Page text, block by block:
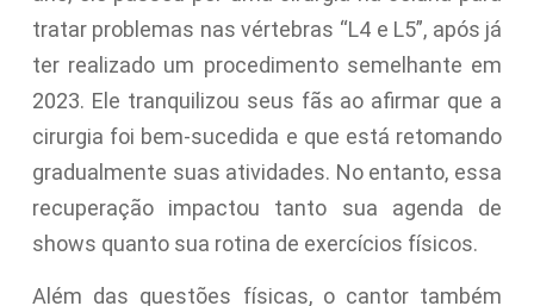
tratar problemas nas vértebras “L4 e L5”, após já
ter realizado um procedimento semelhante em
2023. Ele tranquilizou seus fãs ao afirmar que a
cirurgia foi bem-sucedida e que está retomando
gradualmente suas atividades. No entanto, essa
recuperação impactou tanto sua agenda de
shows quanto sua rotina de exercícios físicos.
Além das questões físicas, o cantor também